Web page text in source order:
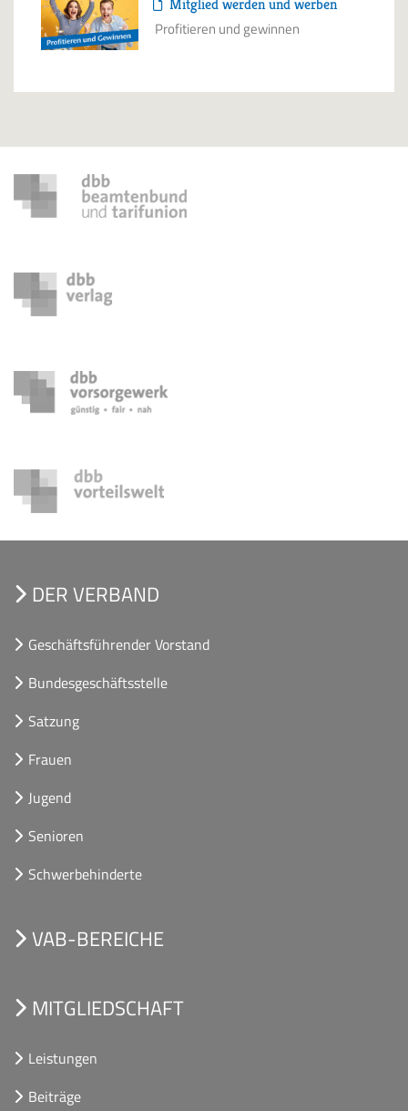
Profitieren und gewinnen
DER VERBAND
Geschäftsführender Vorstand
Bundesgeschäftsstelle
Satzung
Frauen
Jugend
Senioren
Schwerbehinderte
VAB-BEREICHE
MITGLIEDSCHAFT
Leistungen
Beiträge